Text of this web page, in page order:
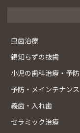
虫歯治療
親知らずの抜歯
小児の歯科治療・予防
予防・メインテナンス
義歯・入れ歯
セラミック治療